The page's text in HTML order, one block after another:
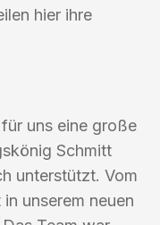
hier ihre
uns eine große
Schmitt
unterstützt. Vom
unserem neuen